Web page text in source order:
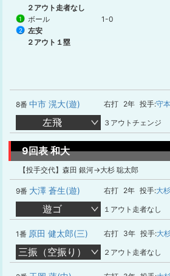
２アウト走者なし
1 ボール 1-0
2
左安
２アウト１塁
8番 中市 滉大(遊) 右打 2年 投手:守
左飛 ３アウトチェンジ
9回表 和大
【投手交代】森田 銀河→大杉 聡太郎
9番 大澤 蒼生(遊) 右打 2年 投手:大
遊ゴ １アウト走者なし
1番 原田 健太郎(三) 右打 3年 投手:大
三振（空振り） ２アウト走者なし